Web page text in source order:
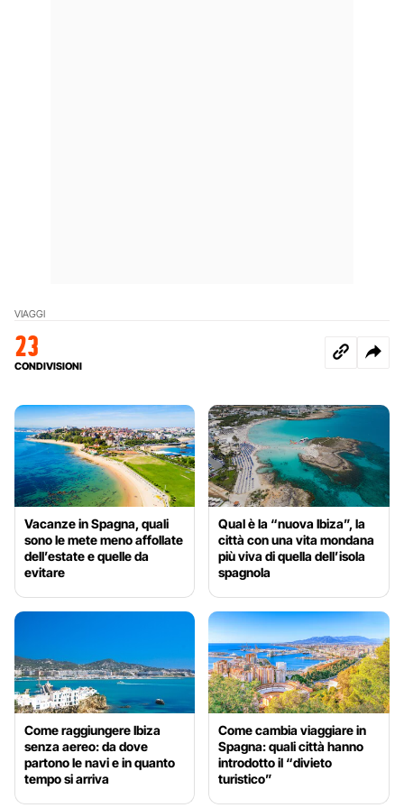
VIAGGI
23
CONDIVISIONI
Vacanze in Spagna, quali
sono le mete meno affollate
dell’estate e quelle da
evitare
Qual è la “nuova Ibiza”, la
città con una vita mondana
più viva di quella dell’isola
spagnola
Come raggiungere Ibiza
senza aereo: da dove
partono le navi e in quanto
tempo si arriva
Come cambia viaggiare in
Spagna: quali città hanno
introdotto il “divieto
turistico”